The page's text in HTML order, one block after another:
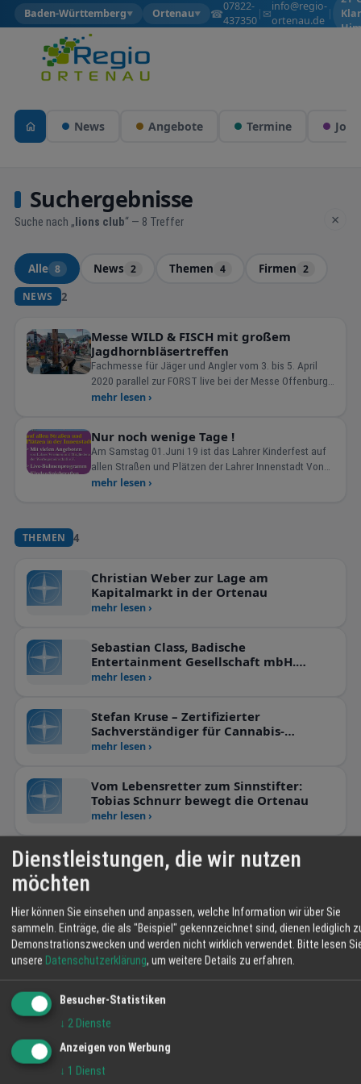
Baden-Württemberg▼ Ortenau▼ ☎07822-
437350
| ✉info@regio-
ortenau.de
|
News Angebote Termine Jobs
Suchergebnisse
Suche nach „ lions club“ — 8 Treffer ×
Alle 8 News 2 Themen 4 Firmen 2
NEWS 2
Messe WILD & FISCH mit großem
Jagdhornbläsertreffen
Fachmesse für Jäger und Angler vom 3. bis 5. April
2020 parallel zur FORST live bei der Messe Offenburg
Off
mehr lesen ›
Nur noch wenige Tage !
Am Samstag 01.Juni 19 ist das Lahrer Kinderfest auf
allen Straßen und Plätzen der Lahrer Innenstadt Von
10-1
mehr lesen ›
THEMEN 4
Christian Weber zur Lage am
Kapitalmarkt in der Ortenau
mehr lesen ›
Sebastian Class, Badische
Entertainment Gesellschaft mbH.
Mensch Meier!
mehr lesen ›
Stefan Kruse – Zertifizierter
Sachverständiger für Cannabis-
Medication – der erste Hanffluencer in
mehr lesen ›
Vom Lebensretter zum Sinnstifter:
Tobias Schnurr bewegt die Ortenau
mehr lesen ›
FIRMEN 2
Badische Entertainment Gesellschaft mbH
07821-956947
kontakt@badische-entertainment.com
https://badische-entertainment.com
Dienstleistungen, die wir nutzen
möchten
Hier können Sie einsehen und anpassen, welche Information wir über Sie
sammeln. Einträge, die als "Beispiel" gekennzeichnet sind, dienen lediglich
Demonstrationszwecken und werden nicht wirklich verwendet. Bitte lesen
unsere Datenschutzerklärung, um weitere Details zu erfahren.
Besucher-Statistiken
↓ 2 Dienste
Anzeigen von Werbung
↓ 1 Dienst